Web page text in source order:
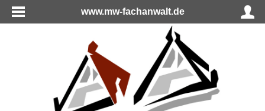
www.mw-fachanwalt.de